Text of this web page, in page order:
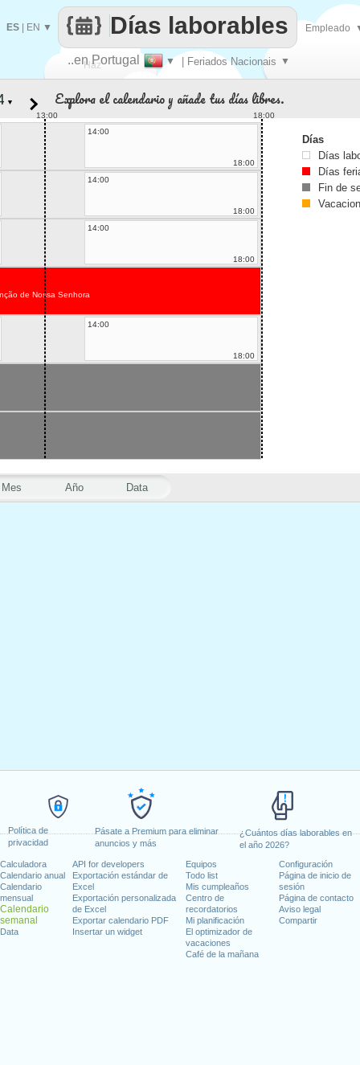
Política de
privacidad
Pásate a Premium para eliminar
anuncios y más
¿Cuántos días laborables en
el año 2026?
Calculadora
Calendario anual
Calendario
mensual
Calendario
semanal
Data
API for developers
Exportación estándar de
Excel
Exportación personalizada
de Excel
Exportar calendario PDF
Insertar un widget
Equipos
Todo list
Mis cumpleaños
Centro de
recordatorios
Mi planificación
El optimizador de
vacaciones
Café de la mañana
Configuración
Página de inicio de
sesión
Página de contacto
Aviso legal
Compartir
Haz
..en Portugal ▼ | Feriados Nacionais ▼
Días laborables
ES EN ▼ Empleado
Mes Año Data
▼ Explora el calendario y añade tus días libres.
13:00
18:00
14:00
18:00
14:00
18:00
14:00
18:00
de Nossa Senhora
14:00
18:00
Días
Días
Días
Fin de